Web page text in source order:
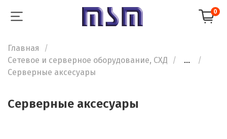
0
Главная
Сетевое и серверное оборудование, СХД
...
Серверные аксесуары
Серверные аксесуары